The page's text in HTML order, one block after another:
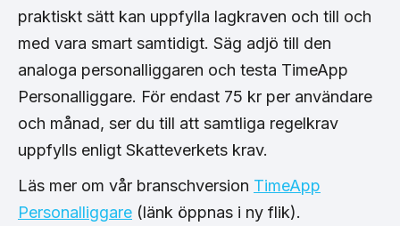
praktiskt sätt kan uppfylla lagkraven och till och
med vara smart samtidigt. Säg adjö till den
analoga personalliggaren och testa TimeApp
Personalliggare. För endast 75 kr per användare
och månad, ser du till att samtliga regelkrav
uppfylls enligt Skatteverkets krav.
Läs mer om vår branschversion TimeApp
Personalliggare (länk öppnas i ny flik).